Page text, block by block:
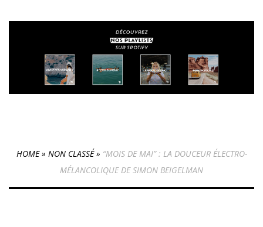
HOME» NON CLASSÉ» “MOIS DE MAI” : LA DOUCEUR ÉLECTRO-
MÉLANCOLIQUE DE SIMON BEIGELMAN